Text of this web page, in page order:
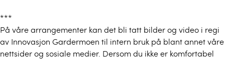
***
På våre arrangementer kan det bli tatt bilder og video i regi
av Innovasjon Gardermoen til intern bruk på blant annet våre
nettsider og sosiale medier. Dersom du ikke er komfortabel